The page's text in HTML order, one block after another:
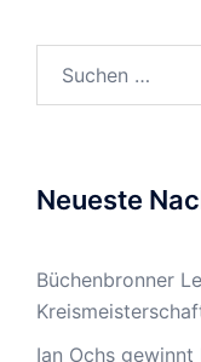
Neueste
Büchenbronner
Ian Ochs